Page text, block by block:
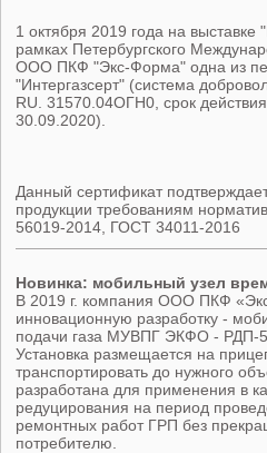
1 октября 2019 года на выставке
рамках Петербургского
ООО ПКФ "Экс-Форма" одна из
"Интергазсерт" (система
RU. 31570.04ОГН0, срок
30.09.2020).
Данный сертификат
продукции требованиям
56019-2014, ГОСТ 34011-2016
Новинка: мобильный узел
В 2019 г. компания ООО ПКФ
инновационную разработку -
подачи газа МУВПГ ЭКФО - РДП-
Установка размещается на
транспортировать до нужного
разработана для применения в
редуцирования на период
ремонтных работ ГРП без
потребителю.